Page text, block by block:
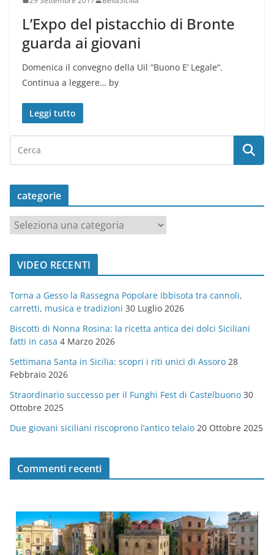
L’Expo del pistacchio di Bronte
guarda ai giovani
Domenica il convegno della Uil “Buono E’ Legale“.
Continua a leggere… by
Leggi tutto
categorie
a
t
o
r
i
e
VIDEO RECENTI
Torna a Gesso la Rassegna Popolare Ibbisota tra cannoli,
carretti, musica e tradizioni 30 Luglio 2026
Biscotti di Nonna Rosina: la ricetta antica dei dolci Siciliani
fatti in casa 4 Marzo 2026
Settimana Santa in Sicilia: scopri i riti unici di Assoro 28
Febbraio 2026
Straordinario successo per il Funghi Fest di Castelbuono 30
Ottobre 2025
Due giovani siciliani riscoprono l’antico telaio 20 Ottobre 2025
Commenti recenti